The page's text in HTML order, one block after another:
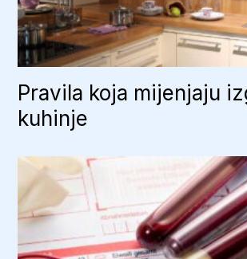
Pravila koja mijenjaju
kuhinje